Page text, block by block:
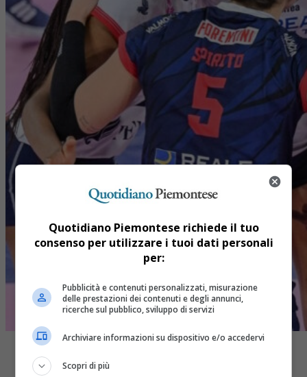
Quotidiano Piemontese richiede il tuo
consenso per utilizzare i tuoi dati personali
per:
Pubblicità e contenuti personalizzati, misurazione
delle prestazioni dei contenuti e degli annunci,
ricerche sul pubblico, sviluppo di servizi
Archiviare informazioni su dispositivo e/o accedervi
Scopri di più